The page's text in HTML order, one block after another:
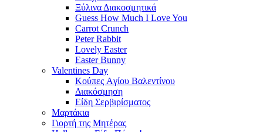
Ξύλινα Διακοσμητικά
Guess How Much I Love You
Carrot Crunch
Peter Rabbit
Lovely Easter
Easter Bunny
Valentines Day
Κούπες Aγίου Βαλεντίνου
Διακόσμηση
Είδη Σερβιρίσματος
Μαρτάκια
Γιορτή της Μητέρας